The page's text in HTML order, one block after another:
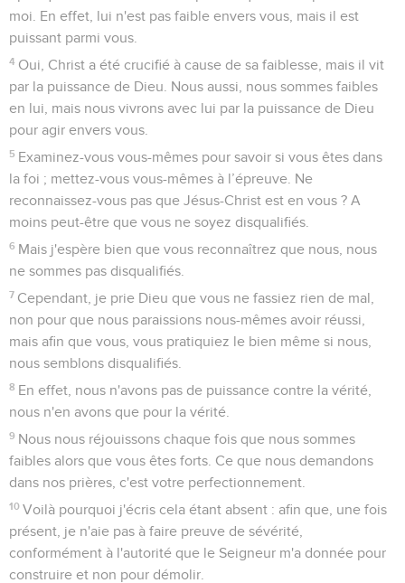
moi. En effet, lui n'est pas faible envers vous, mais il est
puissant parmi vous.
4 Oui, Christ a été crucifié à cause de sa faiblesse, mais il vit
par la puissance de Dieu. Nous aussi, nous sommes faibles
en lui, mais nous vivrons avec lui par la puissance de Dieu
pour agir envers vous.
5 Examinez-vous vous-mêmes pour savoir si vous êtes dans
la foi ; mettez-vous vous-mêmes à l’épreuve. Ne
reconnaissez-vous pas que Jésus-Christ est en vous ? A
moins peut-être que vous ne soyez disqualifiés.
6 Mais j'espère bien que vous reconnaîtrez que nous, nous
ne sommes pas disqualifiés.
7 Cependant, je prie Dieu que vous ne fassiez rien de mal,
non pour que nous paraissions nous-mêmes avoir réussi,
mais afin que vous, vous pratiquiez le bien même si nous,
nous semblons disqualifiés.
8 En effet, nous n'avons pas de puissance contre la vérité,
nous n'en avons que pour la vérité.
9 Nous nous réjouissons chaque fois que nous sommes
faibles alors que vous êtes forts. Ce que nous demandons
dans nos prières, c'est votre perfectionnement.
10 Voilà pourquoi j'écris cela étant absent : afin que, une fois
présent, je n'aie pas à faire preuve de sévérité,
conformément à l'autorité que le Seigneur m'a donnée pour
construire et non pour démolir.